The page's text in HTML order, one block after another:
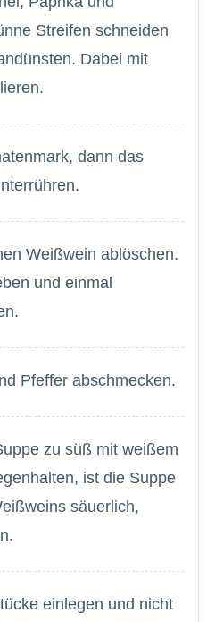
Streifen schneiden
Dabei mit
dann das
Weißwein ablöschen.
und einmal
Pfeffer abschmecken.
zu süß mit weißem
ist die Suppe
säuerlich,
einlegen und nicht